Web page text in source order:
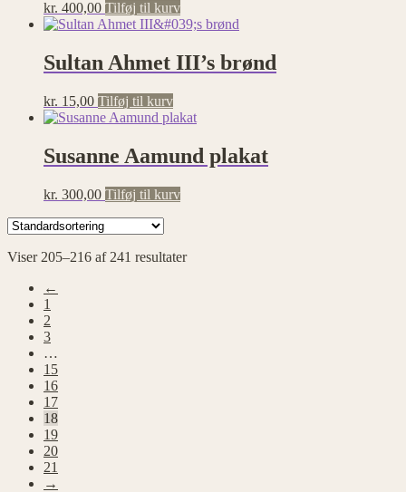
kr. 400,00 Tilføj til kurv
Sultan Ahmet III’s brønd
kr. 15,00 Tilføj til kurv
Susanne Aamund plakat
kr. 300,00 Tilføj til kurv
Viser 205–216 af 241 resultater
←
1
2
3
…
15
16
17
18
19
20
21
→